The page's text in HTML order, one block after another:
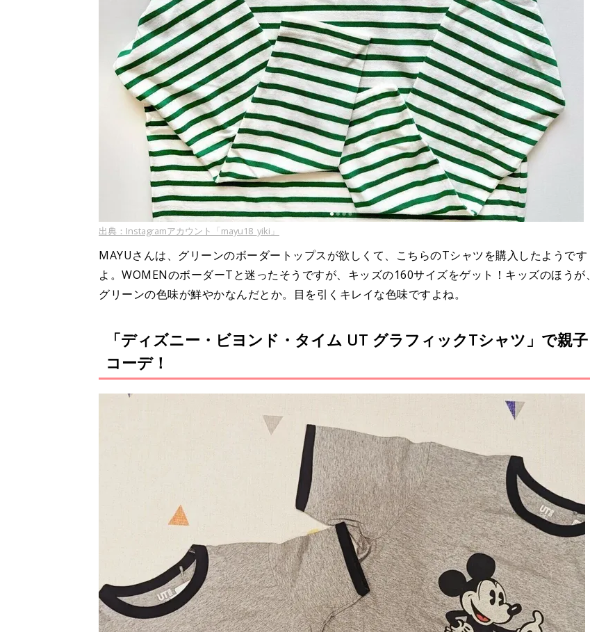
出典：Instagramアカウント「mayu18_yiki」
MAYUさんは、グリーンのボーダートップスが欲しくて、こちらのTシャツを購入したようです
よ。WOMENのボーダーTと迷ったそうですが、キッズの160サイズをゲット！キッズのほうが、
グリーンの色味が鮮やかなんだとか。目を引くキレイな色味ですよね。
「ディズニー・ビヨンド・タイム UT グラフィックTシャツ」で親子
コーデ！